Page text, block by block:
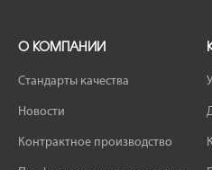
О КОМПАНИИ
Стандарты качества
Новости
Контрактное производство